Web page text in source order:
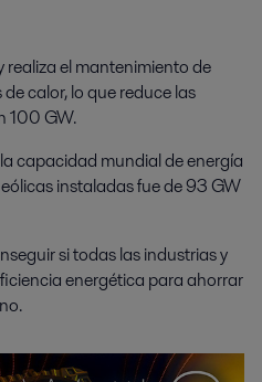
el mantenimiento de
calor, lo que reduce las
100 GW.
capacidad mundial de energía
instaladas fue de 93 GW
si todas las industrias y
energética para ahorrar